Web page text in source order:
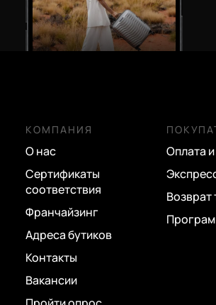
КОМПАНИЯ
О нас
Сертификаты
соответствия
Франчайзинг
Адреса бутиков
Контакты
Вакансии
Оплата
Возврат